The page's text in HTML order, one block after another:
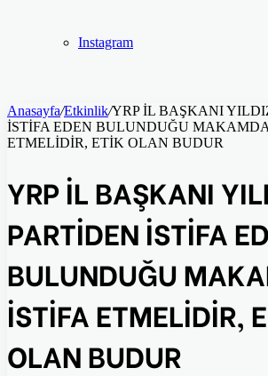
Instagram
Anasayfa/Etkinlik/YRP İL BAŞKANI
İSTİFA EDEN BULUNDUĞU
ETMELİDİR, ETİK OLAN BUDUR
YRP İL BAŞKANI
PARTİDEN İSTİFA
BULUNDUĞU
İSTİFA ETMELİDİR,
OLAN BUDUR